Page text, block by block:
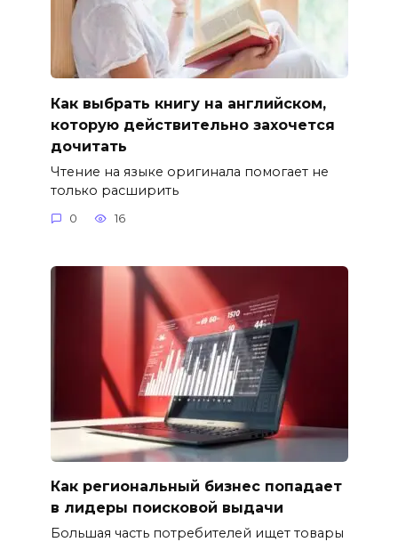
Как выбрать книгу на английском,
которую действительно захочется
дочитать
Чтение на языке оригинала помогает не
только расширить
0 16
Как региональный бизнес попадает
в лидеры поисковой выдачи
Большая часть потребителей ищет товары